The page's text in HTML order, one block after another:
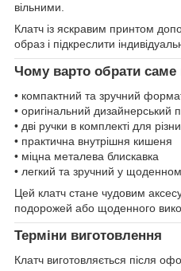
вільними.
Клатч із яскравим принтом
образ і підкреслити
Чому варто обрати саме
• компактний та зручний
• оригінальний дизайнерський
• дві ручки в комплекті для
• практична внутрішня кишеня
• міцна металева блискавка
• легкий та зручний у
Цей клатч стане чудовим
подорожей або щоденного
Терміни виготовлення
Клатч виготовляється після